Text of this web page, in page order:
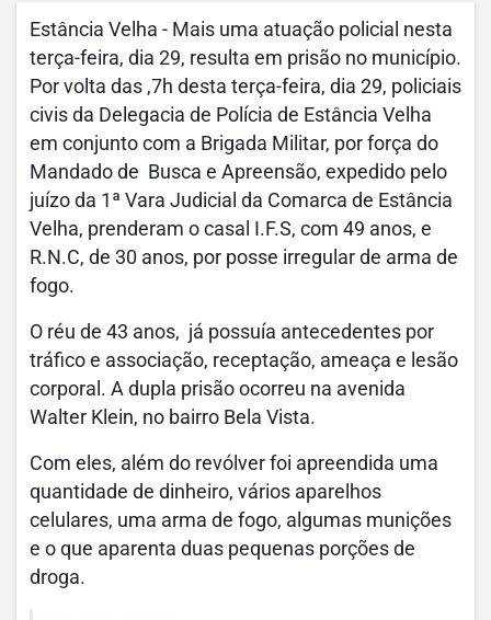
Estância Velha - Mais uma atuação policial nesta
terça-feira, dia 29, resulta em prisão no município.
Por volta das ,7h desta terça-feira, dia 29, policiais
civis da Delegacia de Polícia de Estância Velha
em conjunto com a Brigada Militar, por força do
Mandado de Busca e Apreensão, expedido pelo
juízo da 1ª Vara Judicial da Comarca de Estância
Velha, prenderam o casal I.F.S, com 49 anos, e
R.N.C, de 30 anos, por posse irregular de arma de
fogo.
O réu de 43 anos, já possuía antecedentes por
tráfico e associação, receptação, ameaça e lesão
corporal. A dupla prisão ocorreu na avenida
Walter Klein, no bairro Bela Vista.
Com eles, além do revólver foi apreendida uma
quantidade de dinheiro, vários aparelhos
celulares, uma arma de fogo, algumas munições
e o que aparenta duas pequenas porções de
droga.